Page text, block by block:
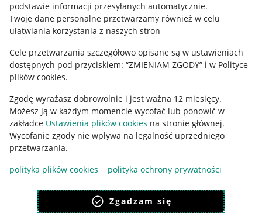
podstawie informacji przesyłanych automatycznie.
Twoje dane personalne przetwarzamy również w celu
ułatwiania korzystania z naszych stron
Cele przetwarzania szczegółowo opisane są w ustawieniach
dostępnych pod przyciskiem: “ZMIENIAM ZGODY” i w Polityce
plików cookies.
Zgodę wyrażasz dobrowolnie i jest ważna 12 miesięcy.
Możesz ją w każdym momencie wycofać lub ponowić w
zakładce Ustawienia plików cookies na stronie głównej.
Wycofanie zgody nie wpływa na legalność uprzedniego
przetwarzania.
polityka plików cookies
polityka ochrony prywatności
Zgadzam się
Polityka plików "cookies"
Ustawienia plików "cookies"
Udostępnianie lokalizacji
Informacje dla Aktu o Usługach Cyfrowych
Pobierz aplikację